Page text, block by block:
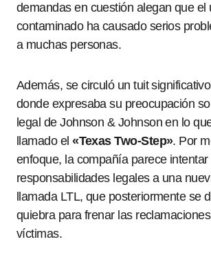
demandas en cuestión alegan que el
contaminado ha causado serios
a muchas personas.
Además, se circuló un tuit
donde expresaba su preocupación
legal de Johnson & Johnson en lo
llamado el«Texas Two-Step». Por
enfoque, la compañía parece
responsabilidades legales a una
llamada LTL, que posteriormente se
quiebra para frenar las
víctimas.